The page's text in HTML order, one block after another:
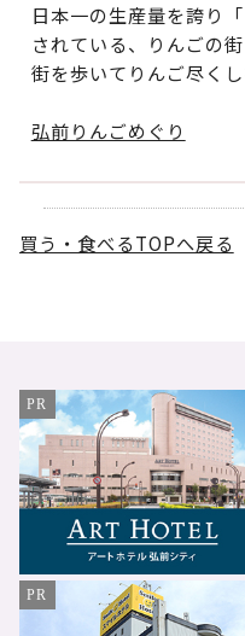
日本一の生産量を誇り
されている、りんごの街
街を歩いてりんご尽く
弘前りんごめぐり
買う・食べるTOPへ戻る
PR
PR